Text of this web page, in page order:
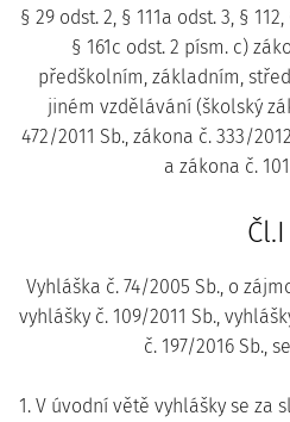
§ 29 odst. 2, § 111a odst. 3, §
§ 161c odst. 2 písm. c)
předškolním, základním,
jiném vzdělávání (školský
472/2011 Sb., zákona č. 333/
a zákona č.
Čl.I
Vyhláška č. 74/2005 Sb., o
vyhlášky č. 109/2011 Sb.,
č. 197/2016 Sb.,
1. V úvodní větě vyhlášky se za